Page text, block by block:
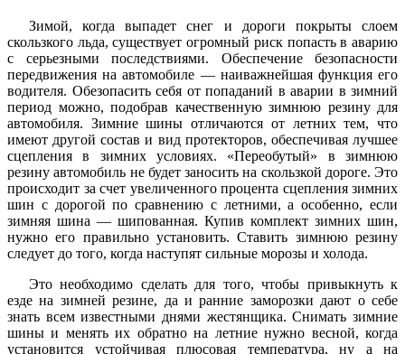
Зимой, когда выпадет снег и дороги покрыты слоем
скользкого льда, существует огромный риск попасть в аварию
с серьезными последствиями. Обеспечение безопасности
передвижения на автомобиле — наиважнейшая функция его
водителя. Обезопасить себя от попаданий в аварии в зимний
период можно, подобрав качественную зимнюю резину для
автомобиля. Зимние шины отличаются от летних тем, что
имеют другой состав и вид протекторов, обеспечивая лучшее
сцепления в зимних условиях. «Переобутый» в зимнюю
резину автомобиль не будет заносить на скользкой дороге. Это
происходит за счет увеличенного процента сцепления зимних
шин с дорогой по сравнению с летними, а особенно, если
зимняя шина — шипованная. Купив комплект зимних шин,
нужно его правильно установить. Ставить зимнюю резину
следует до того, когда наступят сильные морозы и холода.
Это необходимо сделать для того, чтобы привыкнуть к
езде на зимней резине, да и ранние заморозки дают о себе
знать всем известными днями жестянщика. Снимать зимние
шины и менять их обратно на летние нужно весной, когда
установится устойчивая плюсовая температура, ну а на